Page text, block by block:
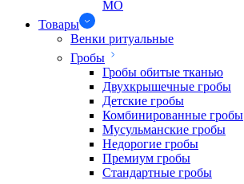
МО
Товары
Венки ритуальные
Гробы
Гробы обитые тканью
Двухкрышечные гробы
Детские гробы
Комбинированные гробы
Мусульманские гробы
Недорогие гробы
Премиум гробы
Стандартные гробы